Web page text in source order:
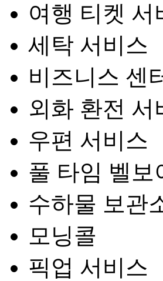
여행 티켓 서
세탁 서비스
비즈니스 센
외화 환전 서
우편 서비스
풀 타임 벨보
수하물 보관
모닝콜
픽업 서비스